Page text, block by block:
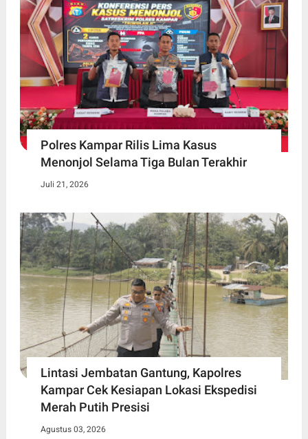
Polres Kampar Rilis Lima Kasus
Menonjol Selama Tiga Bulan Terakhir
Juli 21, 2026
Lintasi Jembatan Gantung, Kapolres
Kampar Cek Kesiapan Lokasi Ekspedisi
Merah Putih Presisi
Agustus 03, 2026